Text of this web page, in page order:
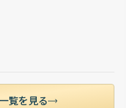
覧を見る